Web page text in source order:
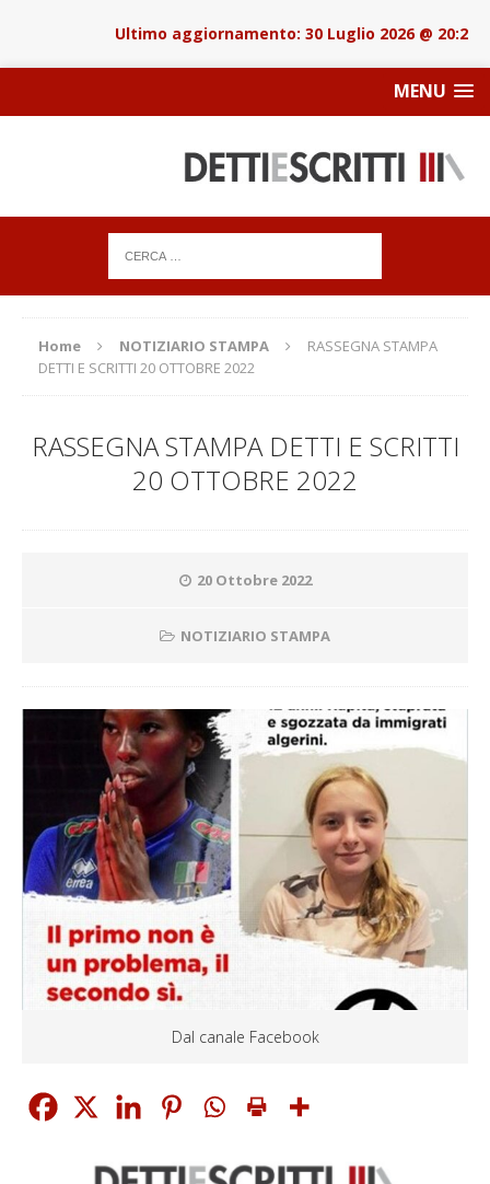
30 Luglio 2026 @ 20:22
MENU
Home NOTIZIARIO STAMPA
RASSEGNA STAMPA
DETTI E SCRITTI 20 OTTOBRE 2022
RASSEGNA STAMPA DETTI E SCRITTI
20 OTTOBRE 2022
20 Ottobre 2022
NOTIZIARIO STAMPA
Dal canale Facebook